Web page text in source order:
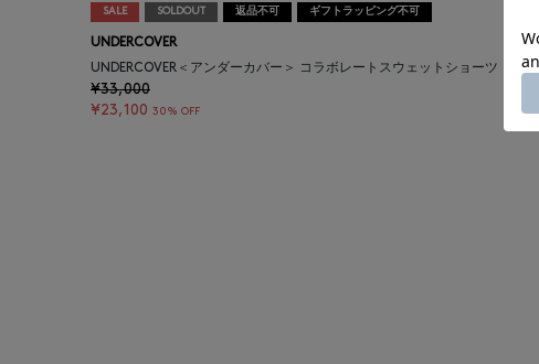
SALE SOLDOUT 返品不可 ギフトラッピング不可
UNDERCOVER
UNDERCOVER＜アンダーカバー＞ コラボレートスウェットショーツ
¥33,000
¥23,100 30% OFF